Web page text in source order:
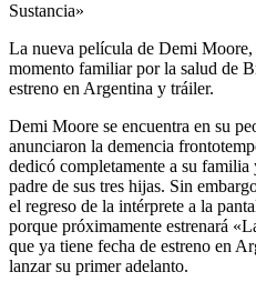
La nueva película de Demi
momento familiar por la salud de
estreno en Argentina y tráiler.
Demi Moore se encuentra en su
anunciaron la demencia
dedicó completamente a su
padre de sus tres hijas. Sin
el regreso de la intérprete a la
porque próximamente estrenará
que ya tiene fecha de estreno en
lanzar su primer adelanto.